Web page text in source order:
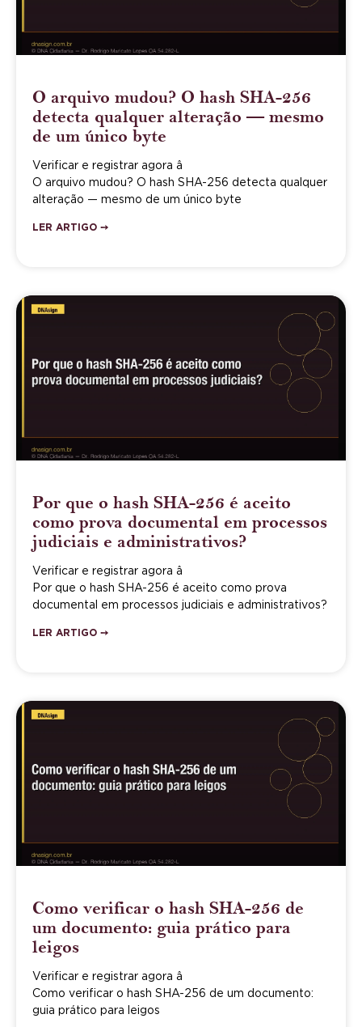
O arquivo mudou? O hash SHA-256
detecta qualquer alteração — mesmo
de um único byte
Verificar e registrar agora â
O arquivo mudou? O hash SHA-256 detecta qualquer
alteração — mesmo de um único byte
LER ARTIGO ➙
Por que o hash SHA-256 é aceito
como prova documental em processos
judiciais e administrativos?
Verificar e registrar agora â
Por que o hash SHA-256 é aceito como prova
documental em processos judiciais e administrativos?
LER ARTIGO ➙
Como verificar o hash SHA-256 de
um documento: guia prático para
leigos
Verificar e registrar agora â
Como verificar o hash SHA-256 de um documento:
guia prático para leigos